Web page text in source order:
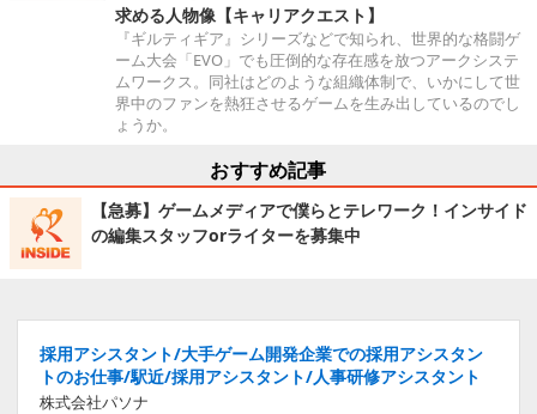
求める人物像【キャリアクエスト】
『ギルティギア』シリーズなどで知られ、世界的な格闘ゲ
ーム大会「EVO」でも圧倒的な存在感を放つアークシステ
ムワークス。同社はどのような組織体制で、いかにして世
界中のファンを熱狂させるゲームを生み出しているのでし
ょうか。
おすすめ記事
【急募】ゲームメディアで僕らとテレワーク！インサイド
の編集スタッフorライターを募集中
採用アシスタント/大手ゲーム開発企業での採用アシスタン
トのお仕事/駅近/採用アシスタント/人事研修アシスタント
株式会社パソナ